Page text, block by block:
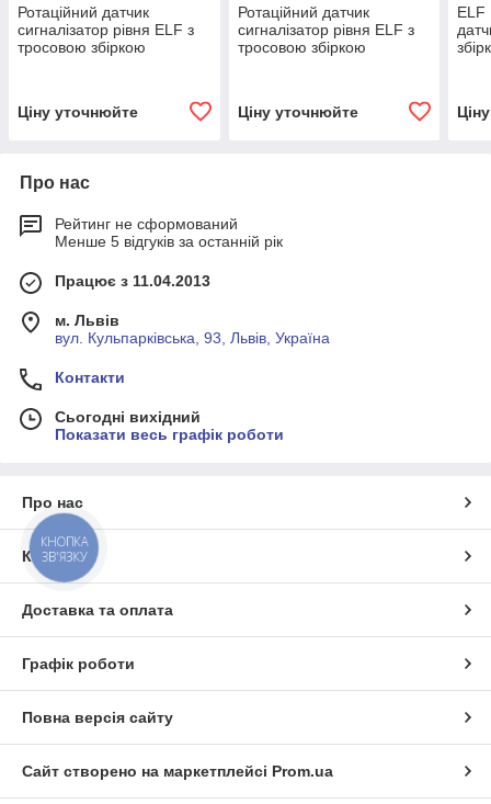
Ротаційний датчик
сигналізатор рівня ELF з
тросовою збіркою
Ціну уточнюйте
Ротаційний датчик
сигналізатор рівня ELF з
тросовою збіркою
Ціну уточнюйте
ELF
Про нас
Рейтинг не сформований
Менше 5 відгуків за останній рік
Працює з 11.04.2013
м. Львів
вул. Кульпарківська, 93, Львів, Україна
Контакти
Сьогодні вихідний
Показати весь графік роботи
Про нас
Контакти
Доставка та оплата
Графік роботи
Повна версія сайту
Сайт створено на маркетплейсі Prom.ua
КНОПКА
ЗВ'ЯЗКУ